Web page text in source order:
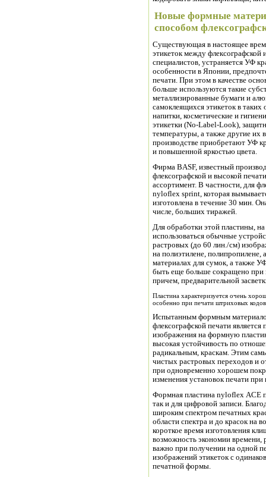
Новые формные
способом
Существующая в настоящее
этикеток между
специалистов, устраняется УФ
особенности в Японии,
печати. При этом в качестве
больше используются такие
металлизированные бумаги и
самоклеящихся этикеток в таких
напитки, косметические и
этикетки (No-Label-Look),
температуры, а также другие их
производстве приобретают УФ
и повышенной яркостью цвета.
Фирма BASF, известный
флексографской и высокой
ассортимент. В частности, для
nyloflex sprint, которая
изготовлена в течение 30 мин.
числе, больших тиражей.
Для обработки этой пластины,
использоваться обычные
растровых (до 60 лин./см)
на полиэтилене,
материалах для сумок, а также
быть еще больше сокращено
причем, предварительной
Пластина характеризуется очень
особенно при печати штриховых
Испытанным формным
флексографской печати
изображения на формную
высокая устойчивость по
радикальным, краскам. Этим
чистых растровых переходов и
при одновременно хорошем
изменения установок печати
Формная пластина nyloflex ACE
так и для цифровой записи.
широким спектром печатных
области спектра и до красок на
короткое время изготовления
возможность экономии времени,
важно при получении на одной
изображений этикеток с
печатной формы.